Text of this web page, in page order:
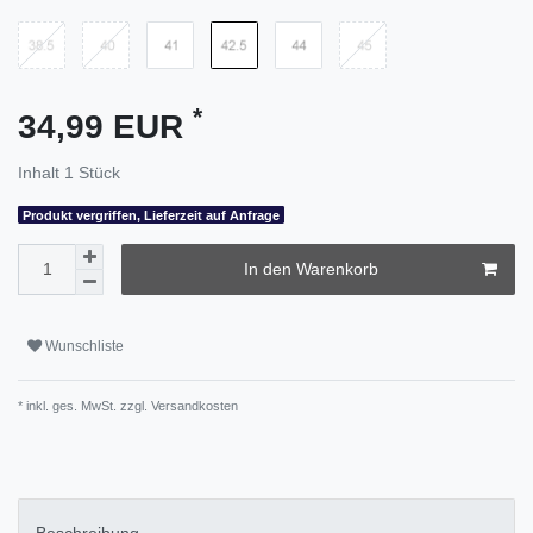
34,99 EUR *
Inhalt 1 Stück
Produkt vergriffen, Lieferzeit auf Anfrage
In den Warenkorb
Wunschliste
* inkl. ges. MwSt. zzgl. Versandkosten